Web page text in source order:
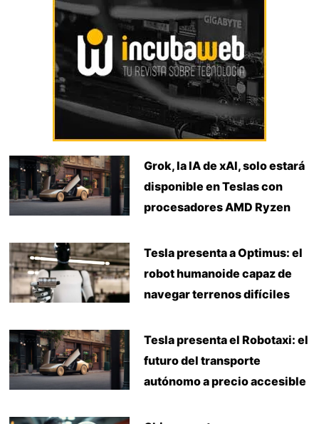
Grok, la IA de xAI, solo estará
disponible en Teslas con
procesadores AMD Ryzen
Tesla presenta a Optimus: el
robot humanoide capaz de
navegar terrenos difíciles
Tesla presenta el Robotaxi: el
futuro del transporte
autónomo a precio accesible